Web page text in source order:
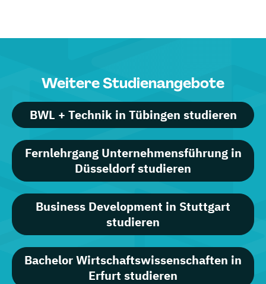
Weitere Studienangebote
BWL + Technik in Tübingen studieren
Fernlehrgang Unternehmensführung in
Düsseldorf studieren
Business Development in Stuttgart
studieren
Bachelor Wirtschaftswissenschaften in
Erfurt studieren